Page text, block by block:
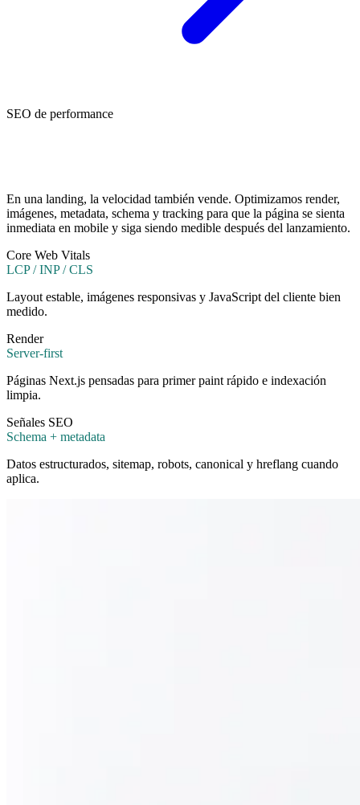
SEO de performance
En una landing, la velocidad también vende. Optimizamos render,
imágenes, metadata, schema y tracking para que la página se sienta
inmediata en mobile y siga siendo medible después del lanzamiento.
Core Web Vitals
LCP / INP / CLS
Layout estable, imágenes responsivas y JavaScript del cliente bien
medido.
Render
Server-first
Páginas Next.js pensadas para primer paint rápido e indexación
limpia.
Señales SEO
Schema + metadata
Datos estructurados, sitemap, robots, canonical y hreflang cuando
aplica.